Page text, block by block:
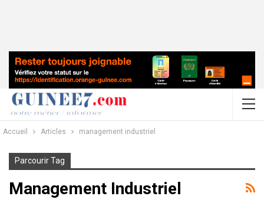
Accueil Articles management industriel
Parcourir Tag
Management Industriel